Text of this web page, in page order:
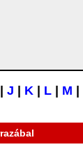
J K L M